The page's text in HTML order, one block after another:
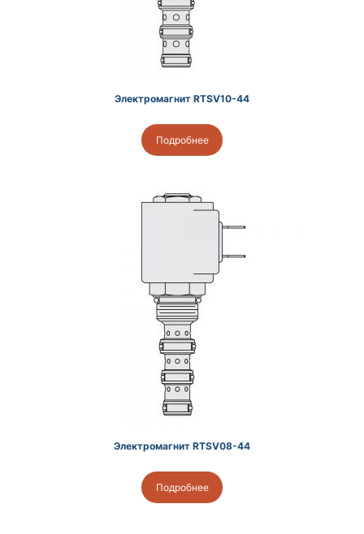
Электромагнит RTSV10-44
Подробнее
Электромагнит RTSV08-44
Подробнее